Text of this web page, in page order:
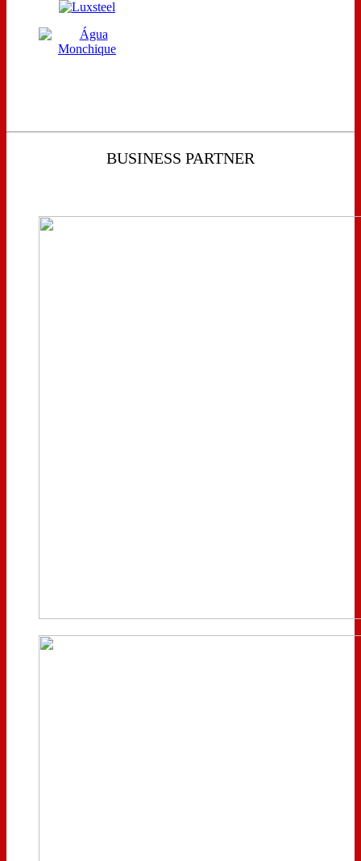
BUSINESS PARTNER